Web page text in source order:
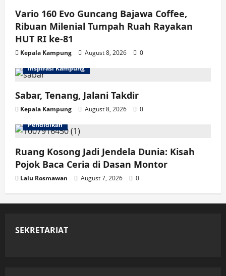
Vario 160 Evo Guncang Bajawa Coffee,
Ribuan Milenial Tumpah Ruah Rayakan
HUT RI ke-81
Kepala Kampung August 8, 2026
0
Inspirasi Kampung
Sabar, Tenang, Jalani Takdir
Kepala Kampung August 8, 2026
0
Pendidikan
Ruang Kosong Jadi Jendela Dunia: Kisah
Pojok Baca Ceria di Dasan Montor
Lalu Rosmawan August 7, 2026 0
SEKRETARIAT